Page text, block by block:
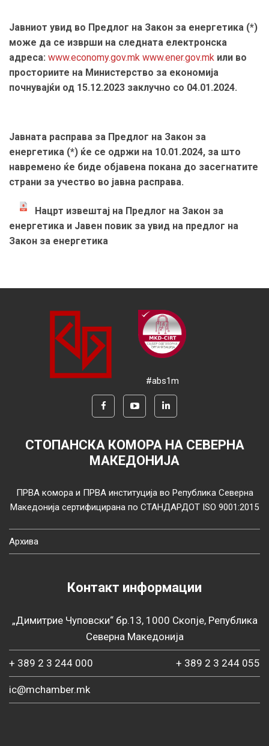
Јавниот увид во Предлог на Закон за енергетика (*)
може да се изврши на следната електронска
адреса: www.economy.gov.mk www.ener.gov.mk или во
просториите на Министерство за економија
почнувајќи од 15.12.2023 заклучно со 04.01.2024.
Јавната расправа за Предлог на Закон за
енергетика (*) ќе се одржи на 10.01.2024, за што
навремено ќе биде објавена покана до засегнатите
страни за учество во јавна расправа.
Нацрт извештај на Предлог на Закон за
енергетика и Јавен повик за увид на предлог на
Закон за енергетика
#abs1m
СТОПАНСКА КОМОРА НА СЕВЕРНА
МАКЕДОНИЈА
ПРВА комора и ПРВА институција во Република Северна
Македонија сертифицирана по СТАНДАРДОТ ISO 9001:2015
Архива
Контакт информации
„Димитрие Чуповски“ бр.13, 1000 Скопје, Република
Северна Македонија
+ 389 2 3 244 000 + 389 2 3 244 055
ic@mchamber.mk